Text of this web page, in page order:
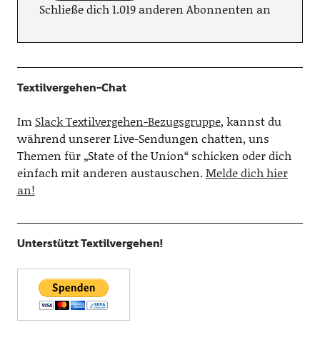
Schließe dich 1.019 anderen Abonnenten an
Textilvergehen-Chat
Im Slack Textilvergehen-Bezugsgruppe, kannst du
während unserer Live-Sendungen chatten, uns
Themen für „State of the Union“ schicken oder dich
einfach mit anderen austauschen.Melde dich hier
an!
Unterstützt Textilvergehen!